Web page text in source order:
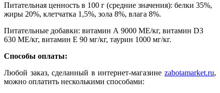
Питательная ценность в 100 г (средние значения): белки 35%,
жиры 20%, клетчатка 1,5%, зола 8%, влага 8%.
Питательные добавки: витамин А 9000 ME/кг, витамин D3
630 ME/кг, витамин Е 90 мг/кг, таурин 1000 мг/кг.
Способы оплаты:
Любой заказ, сделанный в интернет-магазине zabotamarket.ru,
можно оплатить несколькими способами: